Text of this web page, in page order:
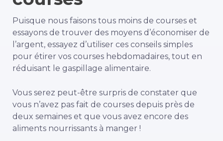
Puisque nous faisons tous moins de courses et
essayons de trouver des moyens d’économiser de
l’argent, essayez d’utiliser ces conseils simples
pour étirer vos courses hebdomadaires, tout en
réduisant le gaspillage alimentaire.
Vous serez peut-être surpris de constater que
vous n’avez pas fait de courses depuis près de
deux semaines et que vous avez encore des
aliments nourrissants à manger !